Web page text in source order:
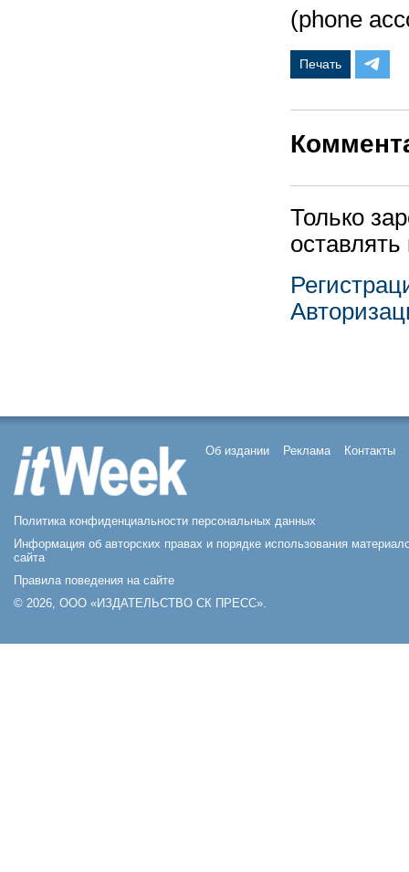
(phone
Печать
Только
Об издании Реклама Контакты
Политика конфиденциальности персональных данных
Информация об авторских правах и порядке использования
сайта
Правила поведения на сайте
© 2026, ООО «ИЗДАТЕЛЬСТВО СК ПРЕСС».